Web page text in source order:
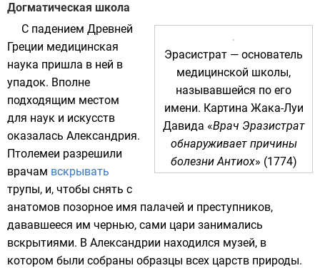
Догматическая школа
Эрасистрат — основатель
медицинской школы,
называвшейся по его
имени. Картина Жака-Луи
Давида «Врач Эразистрат
обнаруживает причины
болезниАнтиох» (1774)
С падением Древней
Греции медицинская
наука пришла в ней в
упадок. Вполне
подходящим местом
для наук и искусств
оказалась Александрия.
Птолемеи разрешили
врачам вскрывать
трупы, и, чтобы снять с
анатомов позорное имя палачей и преступников,
дававшееся им чернью, сами цари занимались
вскрытиями. В Александрии находился музей, в
котором были собраны образцы всех царств природы.